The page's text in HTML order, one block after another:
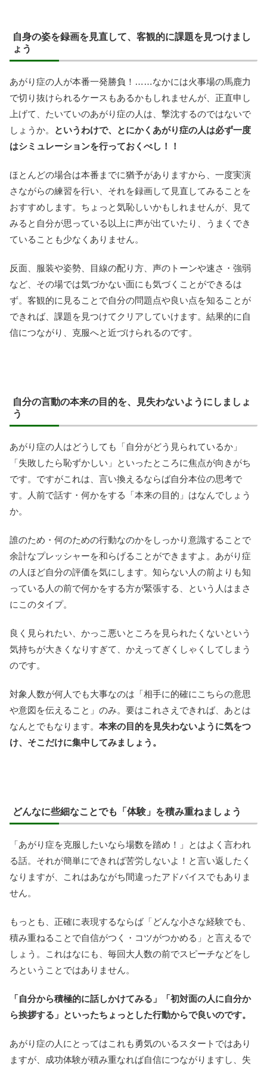
自身の姿を録画を見直して、客観的に課題を見つけまし
ょう
あがり症の人が本番一発勝負！……なかには火事場の馬鹿力
で切り抜けられるケースもあるかもしれませんが、正直申し
上げて、たいていのあがり症の人は、撃沈するのではないで
しょうか。
というわけで、とにかくあがり症の人は必ず一度
はシミュレーションを行っておくべし！！
ほとんどの場合は本番までに猶予がありますから、一度実演
さながらの練習を行い、それを録画して見直してみることを
おすすめします。ちょっと気恥しいかもしれませんが、見て
みると自分が思っている以上に声が出ていたり、うまくでき
ていることも少なくありません。
反面、服装や姿勢、目線の配り方、声のトーンや速さ・強弱
など、その場では気づかない面にも気づくことができるは
ず。客観的に見ることで自分の問題点や良い点を知ることが
できれば、課題を見つけてクリアしていけます。結果的に自
信につながり、克服へと近づけられるのです。
自分の言動の本来の目的を、見失わないようにしましょ
う
あがり症の人はどうしても「自分がどう見られているか」
「失敗したら恥ずかしい」といったところに焦点が向きがち
です。ですがこれは、言い換えるならば自分本位の思考で
す。人前で話す・何かをする「本来の目的」はなんでしょう
か。
誰のため・何のための行動なのかをしっかり意識することで
余計なプレッシャーを和らげることができますよ。あがり症
の人ほど自分の評価を気にします。知らない人の前よりも知
っている人の前で何かをする方が緊張する、という人はまさ
にこのタイプ。
良く見られたい、かっこ悪いところを見られたくないという
気持ちが大きくなりすぎて、かえってぎくしゃくしてしまう
のです。
対象人数が何人でも大事なのは「相手に的確にこちらの意思
や意図を伝えること」のみ。要はこれさえできれば、あとは
なんとでもなります。 本来の目的を見失わないように気をつ
け、そこだけに集中してみましょう。
どんなに些細なことでも「体験」を積み重ねましょう
「あがり症を克服したいなら場数を踏め！」とはよく言われ
る話。それが簡単にできれば苦労しないよ！と言い返したく
なりますが、これはあながち間違ったアドバイスでもありま
せん。
もっとも、正確に表現するならば「どんな小さな経験でも、
積み重ねることで自信がつく・コツがつかめる」と言えるで
しょう。これはなにも、毎回大人数の前でスピーチなどをし
ろということではありません。
「自分から積極的に話しかけてみる」「初対面の人に自分か
ら挨拶する」といったちょっとした行動からで良いのです。
あがり症の人にとってはこれも勇気のいるスタートではあり
ますが、成功体験が積み重なれば自信につながりますし、失